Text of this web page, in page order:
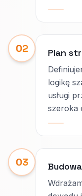
02 Plan
logikę
usługi
szeroka
03